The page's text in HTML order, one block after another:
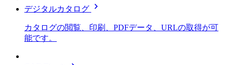
デジタルカタログ chevron_right
カタログの閲覧、印刷、PDFデータ、URLの取得が可
能です。